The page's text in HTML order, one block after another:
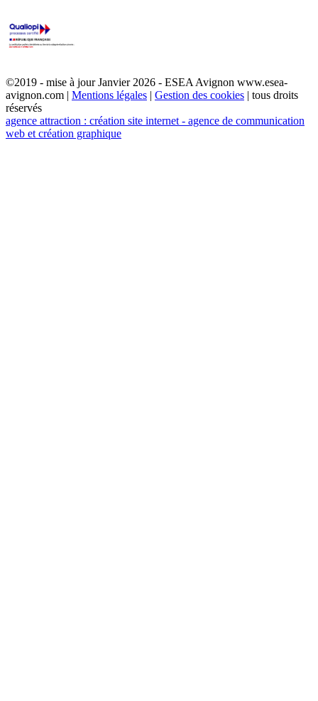
©2019 - mise à jour Janvier 2026 - ESEA Avignon www.esea-
avignon.com | Mentions légales | Gestion des cookies | tous droits
réservés
agence attraction : création site internet - agence de communication
web et création graphique